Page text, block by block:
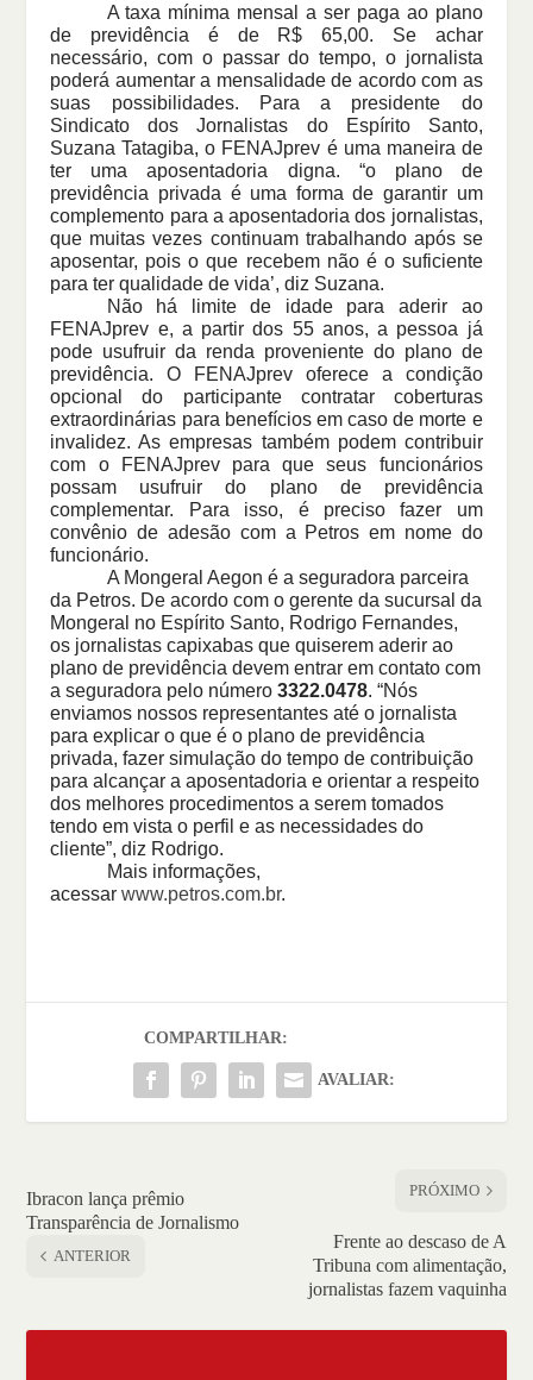
A taxa mínima mensal a ser paga ao plano
de previdência é de R$ 65,00. Se achar
necessário, com o passar do tempo, o jornalista
poderá aumentar a mensalidade de acordo com as
suas possibilidades. Para a presidente do
Sindicato dos Jornalistas do Espírito Santo,
Suzana Tatagiba, o FENAJprev é uma maneira de
ter uma aposentadoria digna. “o plano de
previdência privada é uma forma de garantir um
complemento para a aposentadoria dos jornalistas,
que muitas vezes continuam trabalhando após se
aposentar, pois o que recebem não é o suficiente
para ter qualidade de vida’, diz Suzana.
Não há limite de idade para aderir ao
FENAJprev e, a partir dos 55 anos, a pessoa já
pode usufruir da renda proveniente do plano de
previdência. O FENAJprev oferece a condição
opcional do participante contratar coberturas
extraordinárias para benefícios em caso de morte e
invalidez. As empresas também podem contribuir
com o FENAJprev para que seus funcionários
possam usufruir do plano de previdência
complementar. Para isso, é preciso fazer um
convênio de adesão com a Petros em nome do
funcionário.
A Mongeral Aegon é a seguradora parceira
da Petros. De acordo com o gerente da sucursal da
Mongeral no Espírito Santo, Rodrigo Fernandes,
os jornalistas capixabas que quiserem aderir ao
plano de previdência devem entrar em contato com
a seguradora pelo número 3322.0478. “Nós
enviamos nossos representantes até o jornalista
para explicar o que é o plano de previdência
privada, fazer simulação do tempo de contribuição
para alcançar a aposentadoria e orientar a respeito
dos melhores procedimentos a serem tomados
tendo em vista o perfil e as necessidades do
cliente”, diz Rodrigo.
Mais informações,
acessar www.petros.com.br.
COMPARTILHAR:
AVALIAR:
Ibracon lança prêmio
Transparência de Jornalismo
ANTERIOR
PRÓXIMO
Frente ao descaso de A
Tribuna com alimentação,
jornalistas fazem vaquinha